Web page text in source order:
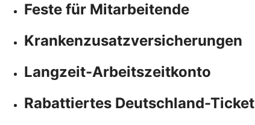
Feste für Mitarbeitende
Krankenzusatzversicherungen
Langzeit-Arbeitszeitkonto
Rabattiertes Deutschland-Ticket